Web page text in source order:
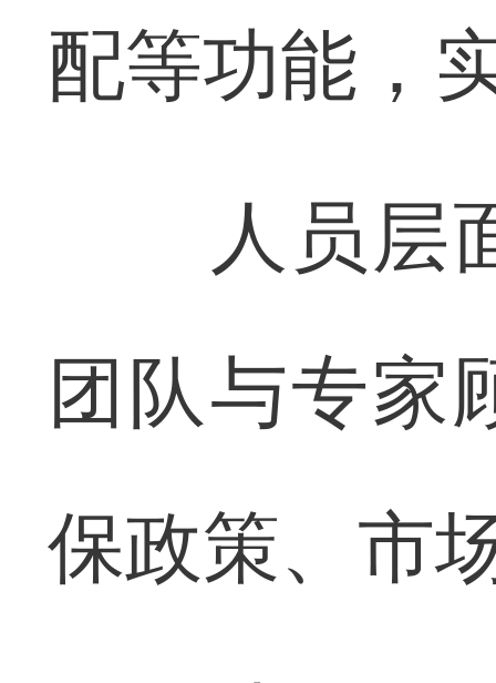
配等功能，
人员层面
团队与专家
保政策、市